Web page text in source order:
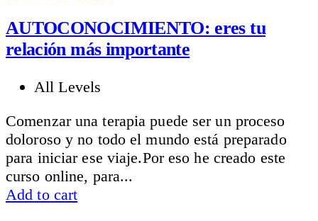
AUTOCONOCIMIENTO: eres tu
relación más importante
All Levels
Comenzar una terapia puede ser un proceso
doloroso y no todo el mundo está preparado
para iniciar ese viaje.Por eso he creado este
curso online, para...
Add to cart